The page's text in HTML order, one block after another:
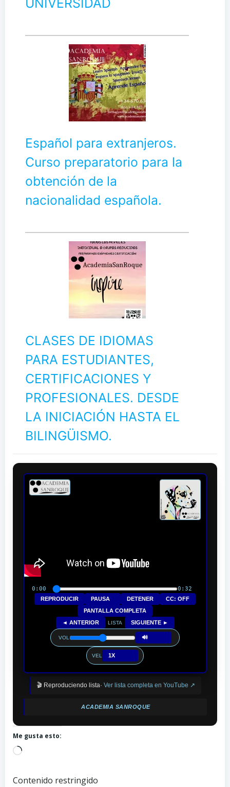
Español para extranjeros.
Curso preparatorio para la
obtención de la
nacionalidad española.
CLASES DE IDIOMAS
PARA ESTUDIANTES,
CERTIFICACIONES Y
PROFESIONALES. DESDE
LA INICIACIÓN HASTA EL
BILINGÜISMO.
0:00 0:32
REPRODUCIR PAUSA DETENER
CC: OFF
PANTALLA COMPLETA
◄ ANTERIOR
LISTA SIGUIENTE ►
VOL 🔊
VEL 1X
🎬 Reproduciendo lista· Ver lista completa en YouTube ↗
ACADEMIA SANROQUE
Me gusta esto:
Cargando...
Contenido restringido